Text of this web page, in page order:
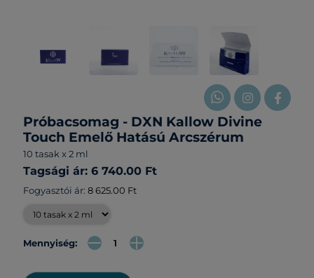
Próbacsomag - DXN Kallow Divine
Touch Emelő Hatású Arcszérum
10 tasak x 2 ml
Tagsági ár: 6 740.00 Ft
Fogyasztói ár: 8 625.00 Ft
Mennyiség: